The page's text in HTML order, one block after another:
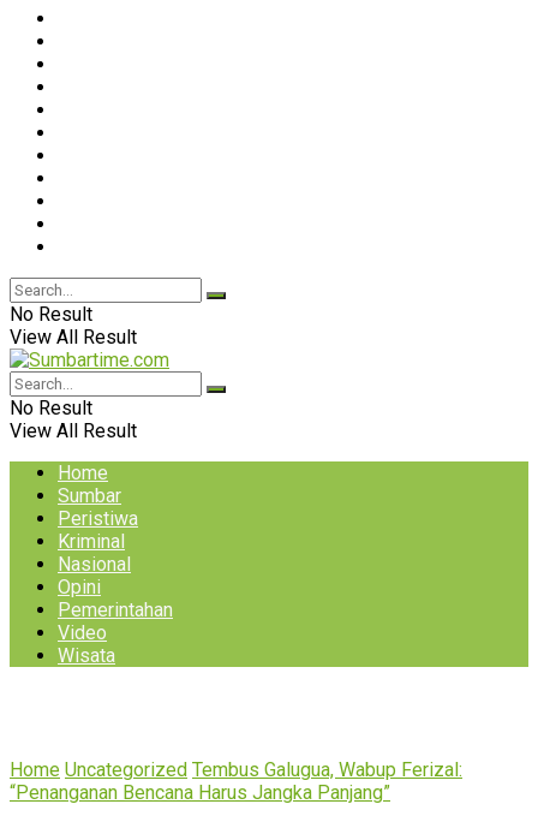
No Result
View All Result
No Result
View All Result
Home
Sumbar
Peristiwa
Kriminal
Nasional
Opini
Pemerintahan
Video
Wisata
Home Uncategorized Tembus Galugua, Wabup Ferizal:
“Penanganan Bencana Harus Jangka Panjang”